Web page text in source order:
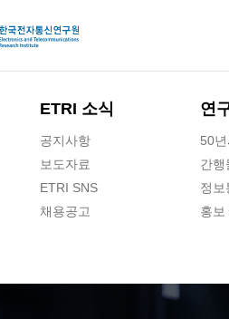
ETRI 소식
공지사항
보도자료
ETRI SNS
채용공고
연
50
간행
정보
홍보